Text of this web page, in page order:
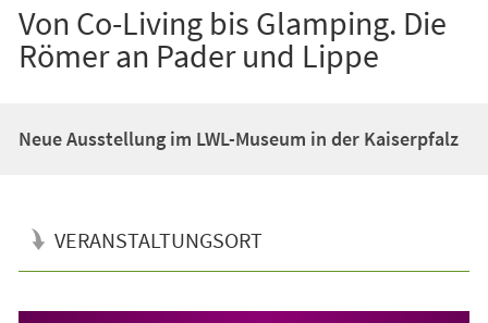
Von Co-Living bis Glamping. Die
Römer an Pader und Lippe
Neue Ausstellung im LWL-Museum in der Kaiserpfalz
VERANSTALTUNGSORT